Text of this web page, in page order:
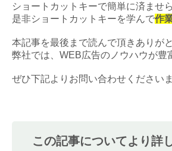
ショートカットキーで簡単に済ませ
是非ショートカットキーを学んで作
本記事を最後まで読んで頂きありが
弊社では、WEB広告のノウハウが
ぜひ下記よりお問い合わせくださいま
この記事についてより詳